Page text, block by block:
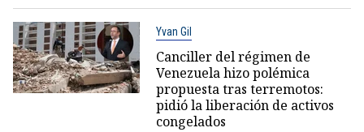
Yvan Gil
Canciller del régimen de
Venezuela hizo polémica
propuesta tras terremotos:
pidió la liberación de activos
congelados